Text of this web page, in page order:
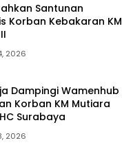
Santunan
Korban Kebakaran KM
2026
Dampingi Wamenhub
Korban KM Mutiara
Surabaya
2026